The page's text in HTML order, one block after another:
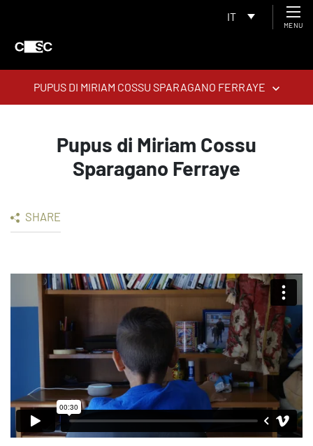
IT
MENU
PUPUS DI MIRIAM COSSU SPARAGANO FERRAYE
Pupus di Miriam Cossu
Sparagano Ferraye
SHARE